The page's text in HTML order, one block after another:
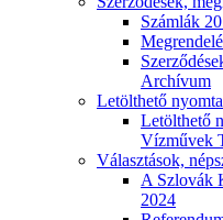
Számlák
Archívum
Letölthető
Letölthető
Vízművek
Választások,
A Szlovák
2024